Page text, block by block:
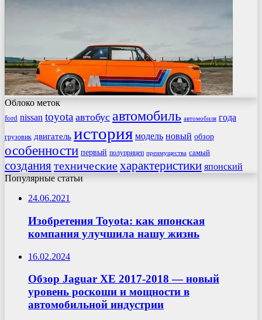
Облоко меток
ford nissan toyota автобус автомобиль автомобиля года
грузовик двигатель история модель новый обзор
особенности первый полуприцеп преимущества самый
созданиятехническиехарактеристики японский
Популярные статьи
24.06.2021
Изобретения Toyota: как японская
компания улучшила нашу жизнь
16.02.2024
Обзор Jaguar XE 2017-2018 — новый
уровень роскоши и мощности в
автомобильной индустрии